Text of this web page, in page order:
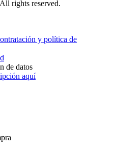
rights reserved.
y política de
de datos
aquí